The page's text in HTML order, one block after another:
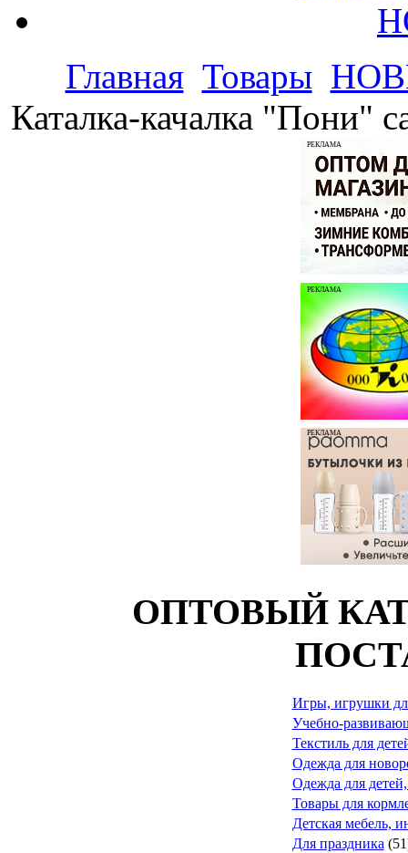
Главная Товары
Каталка-качалка "Пони"
РЕКЛАМА
РЕКЛАМА
РЕКЛАМА
ОПТОВЫЙ
Игры, игрушки
Учебно-
Текстиль для
Одежда для
Одежда для
Товары для
Детская мебель,
Для праздника